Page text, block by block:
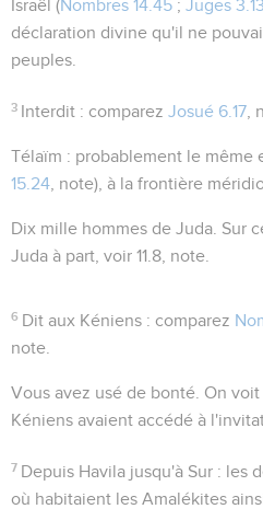
Israël (Nombres 14.45 ; Juges 3.13
déclaration divine qu'il ne
peuples.
3 Interdit : comparezJosué 6.17 ,
Télaïm : probablement le même
15.24 , note), à la frontière
Dix mille hommes de Juda . Sur
Juda à part, voir 11.8 , note.
6 Dit aux Kéniens : comparez
note.
Vous avez usé de bonté . On
Kéniens avaient accédé à
7 Depuis Havila jusqu'à Sur : les
où habitaient les Amalékites